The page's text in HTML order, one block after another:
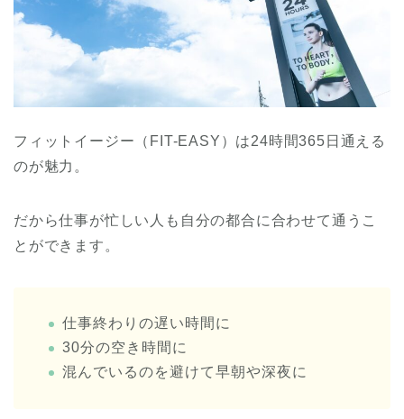
フィットイージー（FIT-EASY）は24時間365日通える
のが魅力。
だから仕事が忙しい人も自分の都合に合わせて通うこ
とができます。
仕事終わりの遅い時間に
30分の空き時間に
混んでいるのを避けて早朝や深夜に